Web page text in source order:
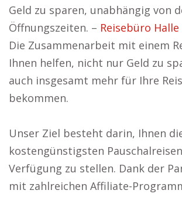
Geld zu sparen, unabhängig von
Öffnungszeiten. – Reisebüro Halle
Die Zusammenarbeit mit einem
Ihnen helfen, nicht nur Geld zu
auch insgesamt mehr für Ihre
bekommen.
Unser Ziel besteht darin, Ihnen
kostengünstigsten
Verfügung zu stellen. Dank der
mit zahlreichen Affiliate-